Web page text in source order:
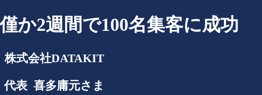
か2週間で100名集客に成功
株式会社DATAKIT
代表 喜多庸元さま